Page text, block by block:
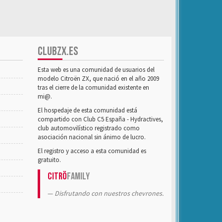
CLUBZX.ES
Esta web es una comunidad de usuarios del
modelo Citroën ZX, que nació en el año 2009
tras el cierre de la comunidad existente en
mi@.
El hospedaje de esta comunidad está
compartido con Club C5 España - Hydractives,
club automovilístico registrado como
asociación nacional sin ánimo de lucro.
El registro y acceso a esta comunidad es
gratuito.
CitröFamily
Disfrutando con nuestros chevrones.